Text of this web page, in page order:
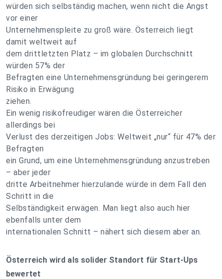
würden sich selbständig machen, wenn nicht die Angst
vor einer
Unternehmenspleite zu groß wäre. Österreich liegt
damit weltweit auf
dem drittletzten Platz – im globalen Durchschnitt
würden 57% der
Befragten eine Unternehmensgründung bei geringerem
Risiko in Erwägung
ziehen.
Ein wenig risikofreudiger wären die Österreicher
allerdings bei
Verlust des derzeitigen Jobs: Weltweit „nur“ für 47% der
Befragten
ein Grund, um eine Unternehmensgründung anzustreben
– aber jeder
dritte Arbeitnehmer hierzulande würde in dem Fall den
Schritt in die
Selbständigkeit erwägen. Man liegt also auch hier
ebenfalls unter dem
internationalen Schnitt – nähert sich diesem aber an.
Österreich wird als solider Standort für Start-Ups
bewertet